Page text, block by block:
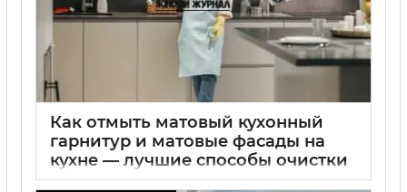
Как отмыть матовый кухонный
гарнитур и матовые фасады на
кухне — лучшие способы очистки
матовых поверхностей